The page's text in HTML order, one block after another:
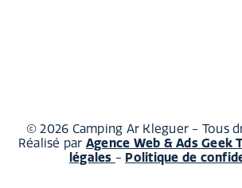
© 2026 Camping Ar Kleguer - Tous
Réalisé par Agence Web & Ads Geek
légales - Politique de